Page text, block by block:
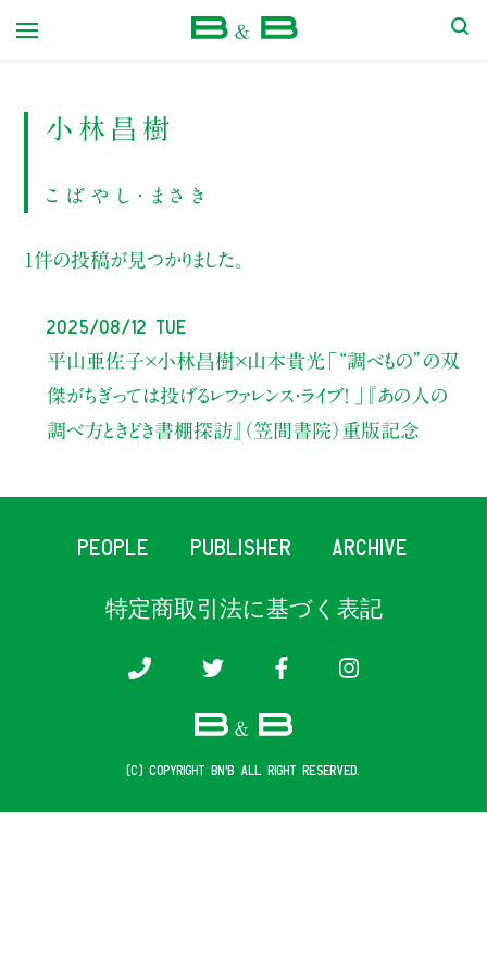
小林昌樹
こばやし・まさき
1件の投稿が見つかりました。
2025/08/12 Tue
平山亜佐子×小林昌樹×山本貴光 「“調べもの”の双
傑がちぎっては投げるレファレンス・ライブ！ 」
『あの人の
調べ方ときどき書棚探訪』（笠間書院）重版記念
PEOPLE PUBLISHER ARCHIVE
特定商取引法に基づく表記
(c) COPYRIGHT B&B ALL RIGHT RESERVED.